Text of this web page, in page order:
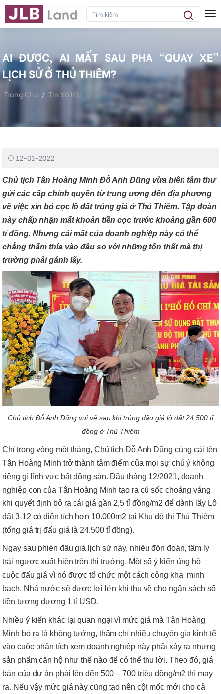
AI ĐƯỢC, AI MẤT SAU PHA “QUAY XE”
LỊCH SỬ Ở THỦ THIÊM?
Trang Chủ
Tin Xã Hội
Ai Được, Ai Mất Sau Pha “quay Xe” Lịch Sử Ở Thủ Thiêm?
12-01-2022
Chủ tịch Tân Hoàng Minh Đỗ Anh Dũng vừa biên tâm thư
gửi các cấp chính quyền từ trung ương đến địa phương
về việc xin bỏ cọc lô đất trúng giá ở Thủ Thiêm. Tập đoàn
này chấp nhận mất khoản tiền cọc trước khoảng gần 600
tỉ đồng. Nhưng cái mất của doanh nghiệp này có thể
chẳng thấm thía vào đâu so với những tổn thất mà thị
trường phải gánh lấy.
Chủ tịch Đỗ Anh Dũng vui vẻ sau khi trúng đấu giá lô đất 24.500 tỉ
đồng ở Thủ Thiêm
Chỉ trong vòng một tháng, Chủ tịch Đỗ Anh Dũng cùng cái tên
Tân Hoàng Minh trở thành tâm điểm của mọi sự chú ý không
riêng gì lĩnh vực bất động sản. Đầu tháng 12/2021, doanh
nghiệp con của Tân Hoàng Minh tạo ra cú sốc choáng váng
khi quyết định bỏ ra cái giá gần 2,5 tỉ đồng/m2 để dành lấy Lô
đất 3-12 có diện tích hơn 10.000m2 tại Khu đô thị Thủ Thiêm
(tổng giá trị đấu giá là 24.500 tỉ đồng).
Ngay sau phiên đấu giá lịch sử này, nhiều đồn đoán, tâm lý
trái ngược xuất hiện trên thị trường. Một số ý kiến ủng hộ
cuộc đấu giá vì nó được tổ chức một cách công khai minh
bạch, Nhà nước sẽ được lợi lớn khi thu về cho ngân sách số
tiền tương đương 1 tỉ USD.
Nhiều ý kiến khác lại quan ngại vì mức giá mà Tân Hoàng
Minh bỏ ra là không tưởng, thậm chí nhiều chuyên gia kinh tế
vào cuộc phân tích xem doanh nghiệp này phải xây ra những
sản phẩm căn hộ như thế nào để có thể thu lời. Theo đó, giá
bán của dự án phải lên đến 500 – 700 triệu đồng/m2 thì may
ra. Nếu vậy mức giá này cũng tạo nên cột mốc mới cho cả